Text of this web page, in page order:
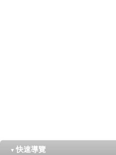
▼ 快速導覽